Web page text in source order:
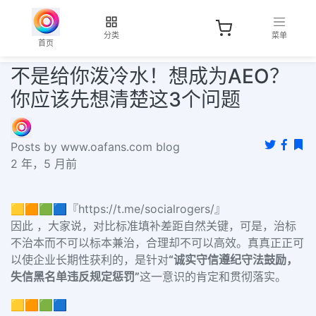
首页
分类 菜单
不是给你泼冷水！想成为AEO？
你应该先想清楚这3个问题
Posts by www.oafans.com blog
2 年，5 月前
🟨🟧🟩🟦『https://t.me/socialrogers/』
因此 ，大家说，对比标准填补差距自然关键，可是，治标
不治本而不可以标本兼治，合理却不可以高效。真真正正可
以使企业长期性获利的，是针对“诚实守信遵纪守法鼓励，
失信黑名单违反规定惩罚”这一意识的肯定和贯彻落实。
🟨🟧🟩🟦